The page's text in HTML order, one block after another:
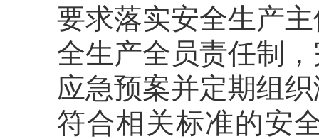
要求落实安全生产
全生产全员责任制
应急预案并定期组
符合相关标准的安